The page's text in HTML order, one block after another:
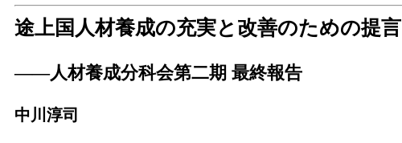
途上国人材養成の充実と改善のための提言
――人材養成分科会第二期 最終報告
中川淳司